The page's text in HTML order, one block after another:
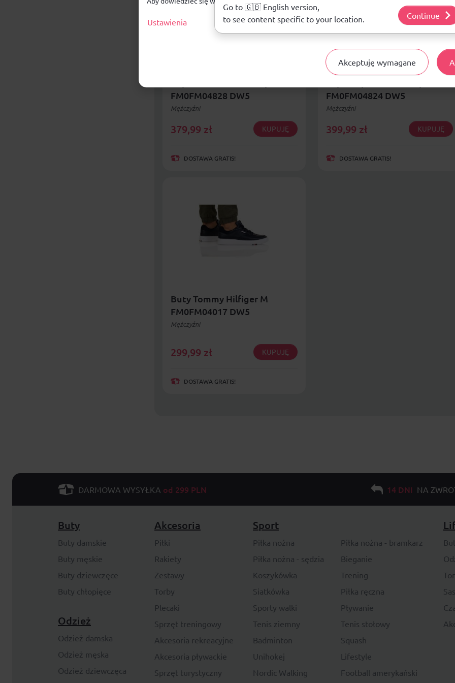
FM0FM04828 DW5
Mężczyźni
379,99 zł KUPUJĘ
DOSTAWA GRATIS!
Buty Tommy Hilfiger
FM0FM04824 DW5
Mężczyźni
399,99 zł KUPUJĘ
DOSTAWA GRATIS!
Buty Tommy Hilfiger M
FM0FM04017 DW5
Mężczyźni
299,99 zł KUPUJĘ
DOSTAWA GRATIS!
DARMOWA WYSYŁKA od 299 PLN 14 DNI NA
Buty
Buty damskie
Buty męskie
Buty dziewczęce
Buty chłopięce
Odzież
Odzież damska
Odzież męska
Odzież dziewczęca
Akcesoria
Piłki
Rakiety
Zestawy
Torby
Plecaki
Sprzęt treningowy
Akcesoria rekreacyjne
Akcesoria pływackie
Sprzęt turystyczny
Sport
Piłka nożna
Piłka nożna - bramkarz
Piłka nożna - sędzia
Bieganie
Koszykówka
Trening
Siatkówka
Piłka ręczna
Sporty walki
Pływanie
Tenis ziemny
Tenis stołowy
Badminton
Squash
Unihokej
Lifestyle
Nordic Walking
Football amerykański
Ustawienia
Akceptuję wymagane
Go to 🇬🇧 English version,
to see content specific to your location.
Continue